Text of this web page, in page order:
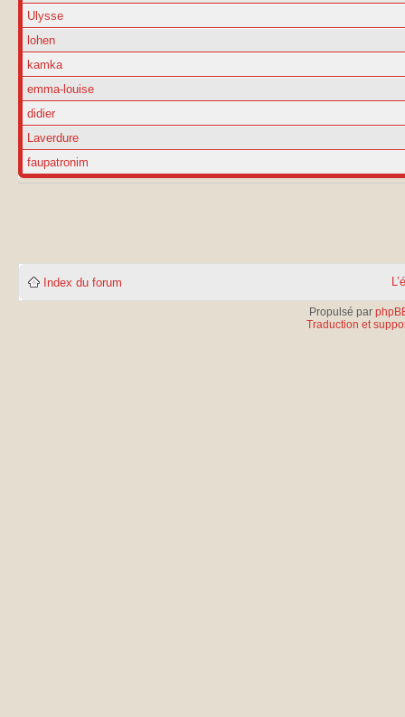
Ulysse
lohen
kamka
emma-louise
didier
Laverdure
faupatronim
Index du forum
Propulsé par
Traduction et